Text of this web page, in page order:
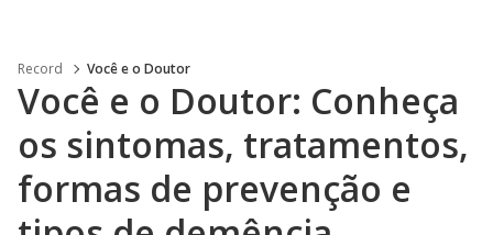
Record Você e o Doutor
Você e o Doutor: Conheça
os sintomas, tratamentos,
formas de prevenção e